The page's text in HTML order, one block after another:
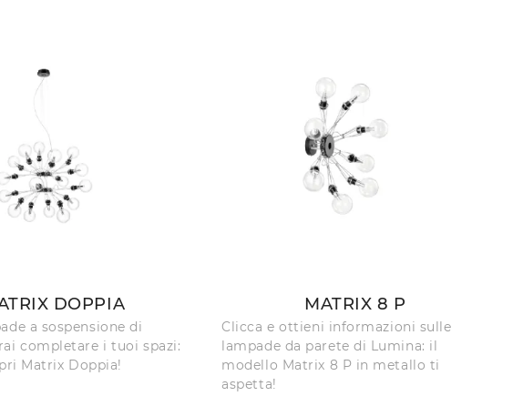
DOPPIA
a sospensione di
completare i tuoi spazi:
Matrix Doppia!
MATRIX 8 P
Clicca e ottieni informazioni sulle
lampade da parete di Lumina: il
modello Matrix 8 P in metallo ti
aspetta!